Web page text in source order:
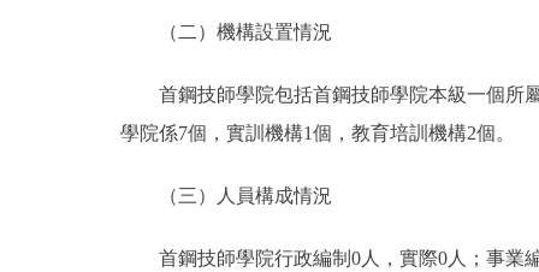
（二）機構設置情況
首鋼技師學院包括首鋼技師學院本級一個所屬
學院係7個，實訓機構1個，教育培訓機構2個。
（三）人員構成情況
首鋼技師學院行政編制0人，實際0人；事業編